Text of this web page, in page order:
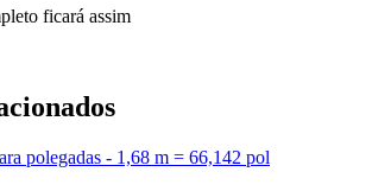
ficará assim
polegadas - 1,68 m = 66,142 pol